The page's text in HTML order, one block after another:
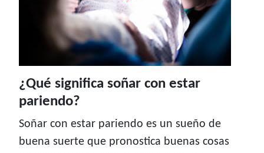
¿Qué significa soñar con estar
pariendo?
Soñar con estar pariendo es un sueño de
buena suerte que pronostica buenas cosas